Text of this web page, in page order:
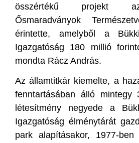
összértékű projekt
Ősmaradványok
érintette, amelyből a
Igazgatóság 180 millió
mondta Rácz András.
Az államtitkár kiemelte, a
fenntartásában álló mintegy
létesítmény negyede a
Igazgatóság élménytárát
park alapításakor, 1977-ben